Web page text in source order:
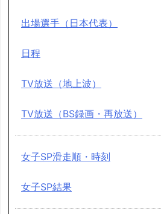
出場選手（日本代表）
日程
TV放送（地上波）
TV放送（BS録画・再放送）
女子SP滑走順・時刻
女子SP結果